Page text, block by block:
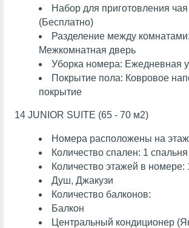
Набор для приготовления
(Бесплатно)
Разделение между комнатами:
Межкомнатная дверь
Уборка номера: Ежедневная
Покрытие пола: Ковровое
покрытие
14 JUNIOR SUITE (65 - 70 м2)
Номера расположены на
Количество спален: 1 спальня
Количество этажей в номере:
Душ, Джакузи
Количество балконов:
Балкон
Центральный кондиционер